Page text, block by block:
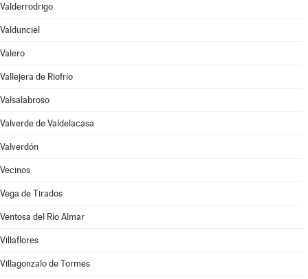
Valderrodrigo
Valdunciel
Valero
Vallejera de Riofrío
Valsalabroso
Valverde de Valdelacasa
Valverdón
Vecinos
Vega de Tirados
Ventosa del Río Almar
Villaflores
Villagonzalo de Tormes